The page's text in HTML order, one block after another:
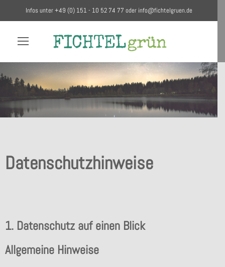
Infos unter +49 (0) 151 - 10 52 74 77 oder info@fichtelgruen.de
Datenschutzhinweise
1. Datenschutz auf einen Blick
Allgemeine Hinweise